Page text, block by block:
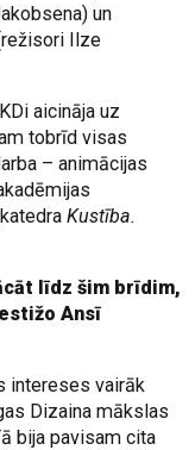
un
Ilze
aicināja uz
tobrīd visas
– animācijas
Kustība.
līdz šim brīdim,
Ansī
intereses vairāk
Dizaina mākslas
bija pavisam cita